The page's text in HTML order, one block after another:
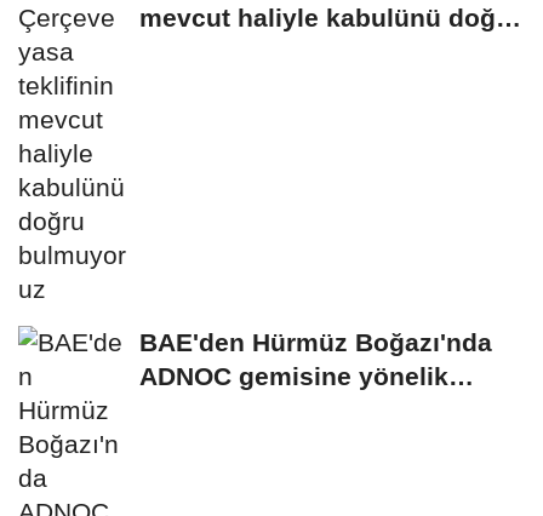
mevcut haliyle kabulünü doğru
BAE'den Hürmüz Boğazı'nda
ADNOC gemisine yönelik